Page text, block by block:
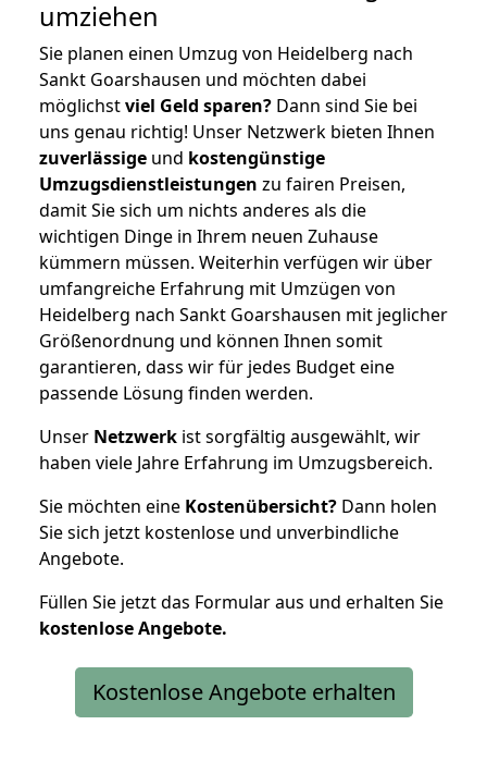
umziehen
Sie planen einen Umzug von Heidelberg nach
Sankt Goarshausen und möchten dabei
möglichstviel Geld sparen? Dann sind Sie bei
uns genau richtig! Unser Netzwerk bieten Ihnen
zuverlässige und kostengünstige
Umzugsdienstleistungen zu fairen Preisen,
damit Sie sich um nichts anderes als die
wichtigen Dinge in Ihrem neuen Zuhause
kümmern müssen. Weiterhin verfügen wir über
umfangreiche Erfahrung mit Umzügen von
Heidelberg nach Sankt Goarshausen mit jeglicher
Größenordnung und können Ihnen somit
garantieren, dass wir für jedes Budget eine
passende Lösung finden werden.
Unser Netzwerk ist sorgfältig ausgewählt, wir
haben viele Jahre Erfahrung im Umzugsbereich.
Sie möchten eine Kostenübersicht? Dann holen
Sie sich jetzt kostenlose und unverbindliche
Angebote.
Füllen Sie jetzt das Formular aus und erhalten Sie
kostenloseAngebote.
Kostenlose Angebote erhalten